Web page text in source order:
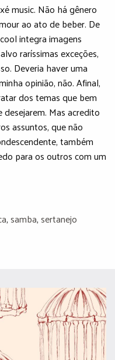
music. Não há gênero
ao ato de beber. De
integra imagens
raríssimas exceções,
Deveria haver uma
opinião, não. Afinal,
dos temas que bem
Mas acredito
assuntos, que não
também
para os outros com um
,samba,sertanejo